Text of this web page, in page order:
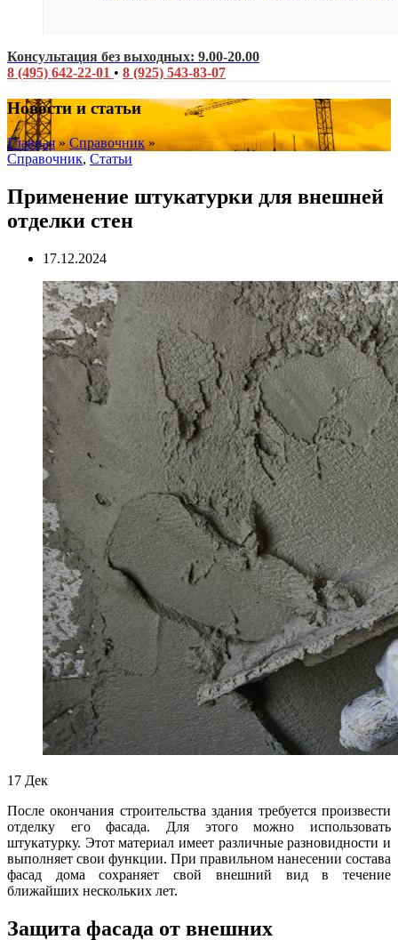
Консультация без выходных: 9.00-20.00
8 (495) 642-22-01 • 8 (925) 543-83-07
Новости и статьи
Главная»Справочник»
Справочник, Статьи
Применение штукатурки для внешней
отделки стен
17.12.2024
17 Дек
После окончания строительства здания требуется произвести
отделку его фасада. Для этого можно использовать
штукатурку. Этот материал имеет различные разновидности и
выполняет свои функции. При правильном нанесении состава
фасад дома сохраняет свой внешний вид в течение
ближайших нескольких лет.
Защита фасада от внешних